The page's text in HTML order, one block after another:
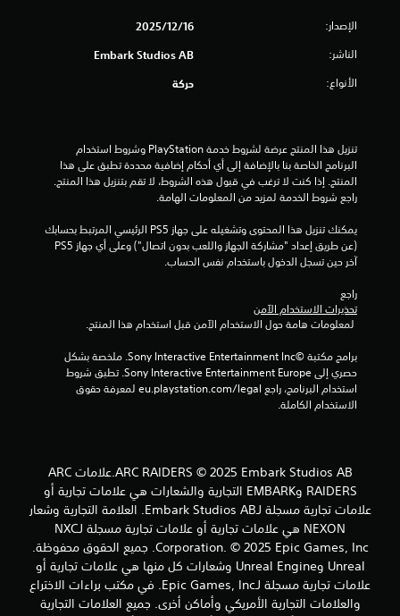
ن
إ
ج
م
ي
3
ن
ا
ل
ت
الإصدار: 16‏/12‏/2025
الناشر: Embark Studios AB
الأنواع: حركة
راجع شروط الخدمة لمزيد من المعلومات الهامة.
آخر حين تسجل الدخول باستخدام نفس الحساب.
راجع
تحذيرات الاستخدام الآمن
الاستخدام الكاملة.
ARC RAIDERS © 2025 Embark Studios AB.علامات ARC
RAIDERS وEMBARK التجارية والشعارات هي علامات تجارية أو
علامات تجارية مسجلة لـEmbark Studios AB. العلامة التجارية وشعار
NEXON هي علامات تجارية أو علامات تجارية مسجلة لـNXC
Corporation. © 2025 Epic Games, Inc. جميع الحقوق محفوظة.
Unreal وUnreal Engine وشعارات كل منها هي علامات تجارية أو
علامات تجارية مسجلة لـEpic Games, Inc. في مكتب براءات الاختراع
والعلامات التجارية الأمريكي وأماكن أخرى. جميع العلامات التجارية